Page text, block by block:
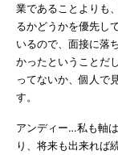
業であることよりも
るかどうかを優先し
いるので、面接に落
かったということだ
ってないか、個人で
す。
アンディー…私も軸
り、将来も出来れば